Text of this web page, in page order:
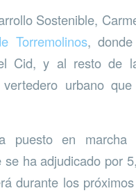
Sostenible,
Torremolinos,
Cid, y al resto de
urbano
puesto en marcha
ha adjudicado por
durante los